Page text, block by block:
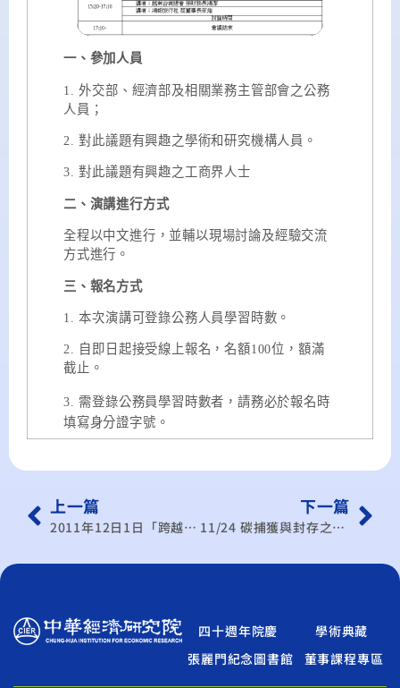
一、參加人員
1.外交部、經濟部及相關業務主管部會之公務
人員；
2.對此議題有興趣之學術和研究機構人員。
3.對此議題有興趣之工商界人士
二、演講進行方式
全程以中文進行，並輔以現場討論及經驗交流
方式進行。
三、報名方式
1.本次演講可登錄公務人員學習時數。
2. 自即日起接受線上報名，名額100位，額滿
截止。
3. 需登錄公務員學習時數者，請務必於報名時
填寫身分證字號。
上一篇
2011年12日1日「跨越百年，再造榮景」高峰會：Peter A. Diamond – 對歐美高國債的看法
下一篇
11/24 碳捕獲與封存之教育宣導與相關法規 研討會
四十週年院慶
學術典藏
張麗門紀念圖書館
董事課程專區